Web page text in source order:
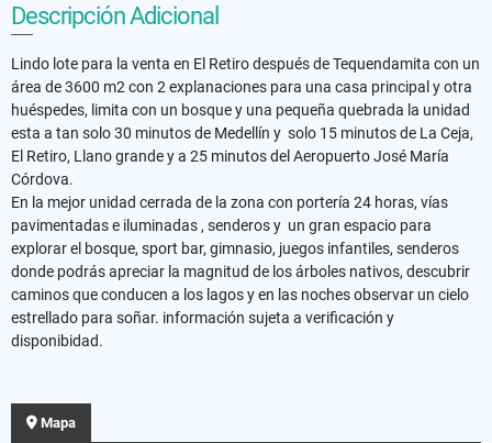
Descripción Adicional
Lindo lote para la venta en El Retiro después de Tequendamita con un
área de 3600 m2 con 2 explanaciones para una casa principal y otra
huéspedes, limita con un bosque y una pequeña quebrada la unidad
esta a tan solo 30 minutos de Medellín y solo 15 minutos de La Ceja,
El Retiro, Llano grande y a 25 minutos del Aeropuerto José María
Córdova.
En la mejor unidad cerrada de la zona con portería 24 horas, vías
pavimentadas e iluminadas , senderos y un gran espacio para
explorar el bosque, sport bar, gimnasio, juegos infantiles, senderos
donde podrás apreciar la magnitud de los árboles nativos, descubrir
caminos que conducen a los lagos y en las noches observar un cielo
estrellado para soñar. información sujeta a verificación y
disponibidad.
Mapa